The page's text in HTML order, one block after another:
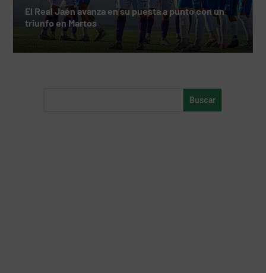
El Real Jaén avanza en su puesta a punto con un
triunfo en Martos